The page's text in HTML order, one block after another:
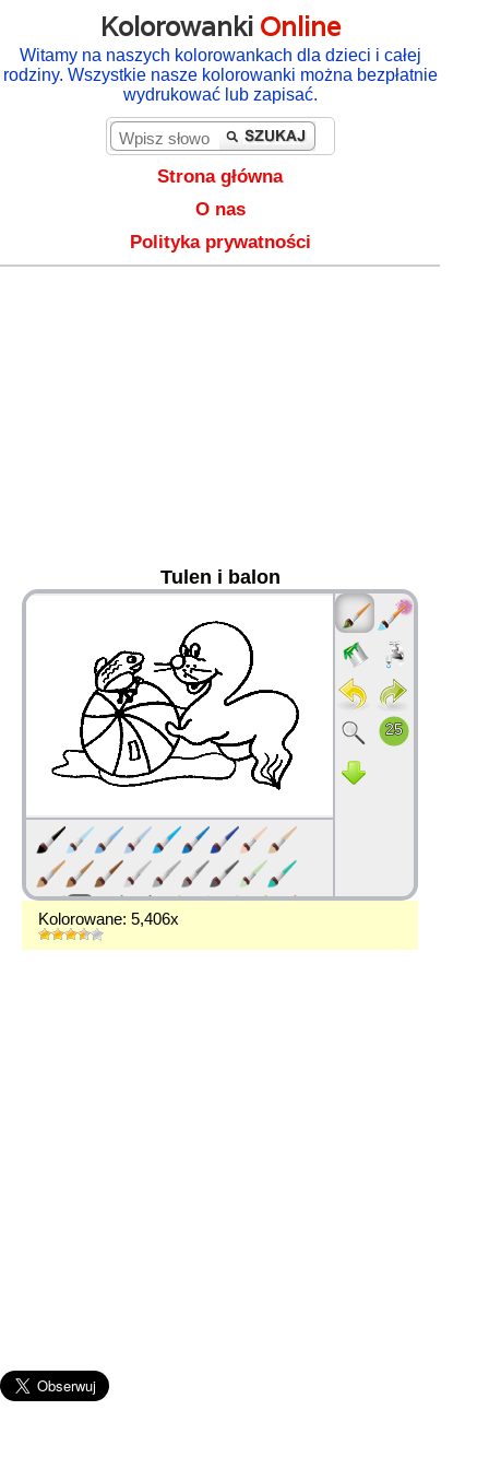
Kolorowanki Online
Witamy na naszych kolorowankach dla dzieci i całej
rodziny. Wszystkie nasze kolorowanki można bezpłatnie
wydrukować lub zapisać.
Strona główna
O nas
Polityka prywatności
Tulen i balon
Kolorowane: 5,406x